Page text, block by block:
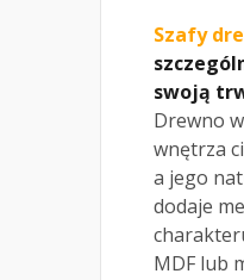
Szafy
swoją
Drewno
wnętrza
a jego
dodaje
MDF lub